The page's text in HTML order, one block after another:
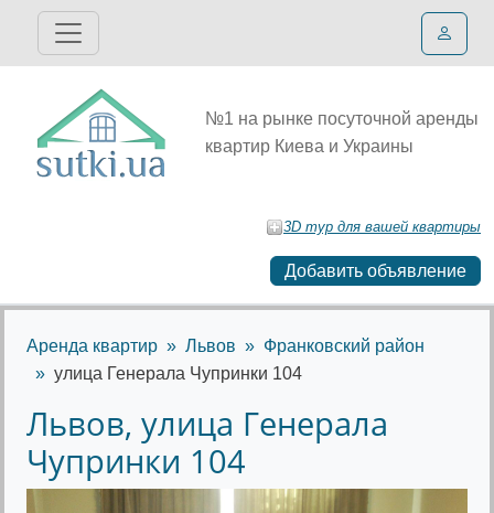
№1 на рынке посуточной аренды
квартир Киева и Украины
3D тур для вашей квартиры
Добавить объявление
Аренда квартир Львов
Франковский район
улица Генерала Чупринки 104
Львов, улица Генерала
Чупринки 104